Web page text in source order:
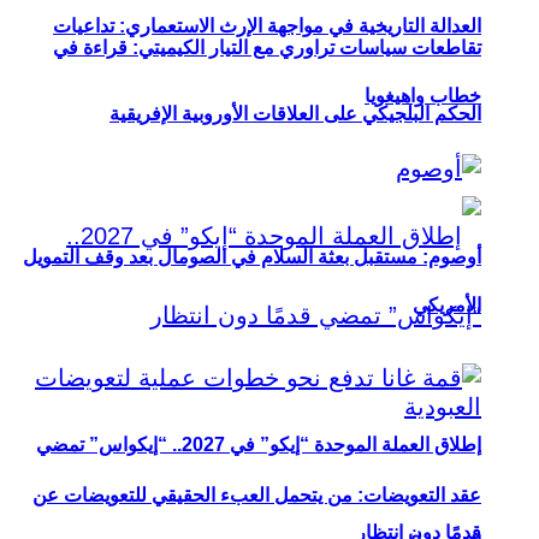
العدالة التاريخية في مواجهة الإرث الاستعماري: تداعيات
الحكم البلجيكي على العلاقات الأوروبية الإفريقية
إطلاق العملة الموحدة “إيكو” في 2027.. “إيكواس” تمضي
قدمًا دون انتظار
تقاطعات سياسات تراوري مع التيار الكيميتي: قراءة في
خطاب واهيغويا
أوصوم: مستقبل بعثة السلام في الصومال بعد وقف التمويل
الأمريكي
عقد التعويضات: من يتحمل العبء الحقيقي للتعويضات عن